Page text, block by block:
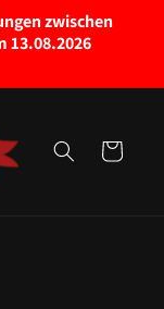
zwischen
13.08.2026
kupovinu